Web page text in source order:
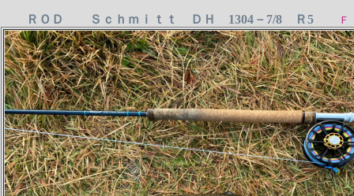
ＲＯＤ Ｓｃｈｍｉｔｔ ＤＨ 1304－7/8 Ｒ5